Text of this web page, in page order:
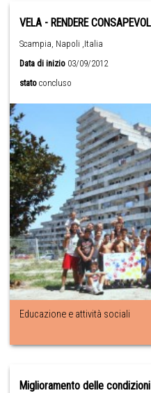
VELA - RENDERE CONSAPEVOLI
Scampia, Napoli ,Italia
Data di inizio 03/09/2012
stato concluso
Educazione e attività sociali
Miglioramento delle